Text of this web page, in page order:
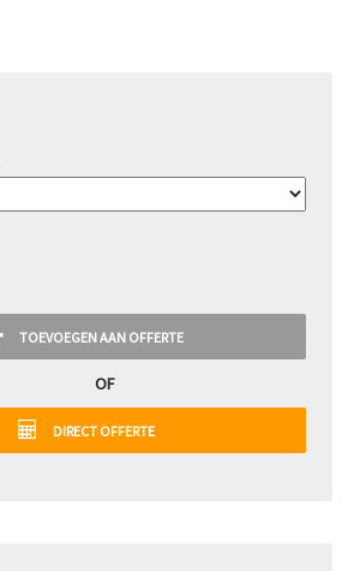
TOEVOEGEN AAN OFFERTE
OF
DIRECT OFFERTE